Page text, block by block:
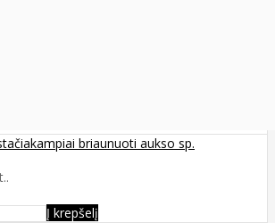
briaunuoti aukso sp.
Į krepšelį